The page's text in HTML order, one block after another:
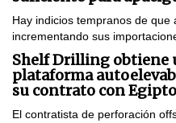
Hay indicios tempranos de
incrementando sus
Shelf Drilling obtiene
plataforma
su contrato con
El contratista de perforación